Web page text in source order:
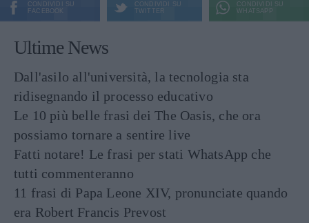
CONDIVIDI SU
FACEBOOK
CONDIVIDI SU
TWITTER
CONDIVIDI SU
WHATSAPP
Ultime News
Dall'asilo all'università, la tecnologia sta
ridisegnando il processo educativo
Le 10 più belle frasi dei The Oasis, che ora
possiamo tornare a sentire live
Fatti notare! Le frasi per stati WhatsApp che
tutti commenteranno
11 frasi di Papa Leone XIV, pronunciate quando
era Robert Francis Prevost